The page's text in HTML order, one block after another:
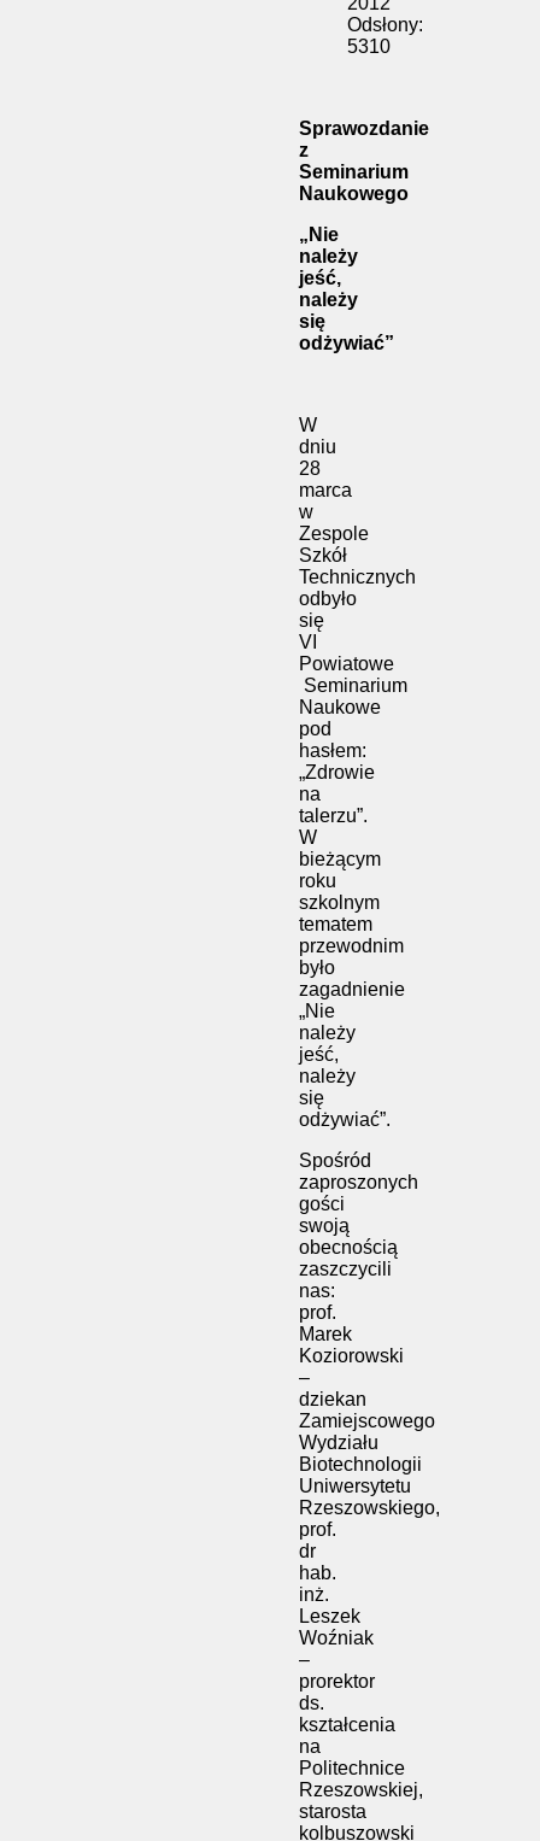
Odsłony:
5310
Sprawozdanie
z
Seminarium
Naukowego
„Nie
należy
jeść,
należy
się
odżywiać”
W
dniu
28
marca
w
Zespole
Szkół
Technicznych
odbyło
się
VI
Powiatowe
Seminarium
Naukowe
pod
hasłem:
„Zdrowie
na
talerzu”.
W
bieżącym
roku
szkolnym
tematem
przewodnim
było
zagadnienie
„Nie
należy
jeść,
należy
się
odżywiać”.
Spośród
zaproszonych
gości
swoją
obecnością
zaszczycili
nas:
prof.
Marek
Koziorowski
–
dziekan
Zamiejscowego
Wydziału
Biotechnologii
Uniwersytetu
Rzeszowskiego,
prof.
dr
hab.
inż.
Leszek
Woźniak
–
prorektor
ds.
kształcenia
na
Politechnice
Rzeszowskiej,
starosta
kolbuszowski